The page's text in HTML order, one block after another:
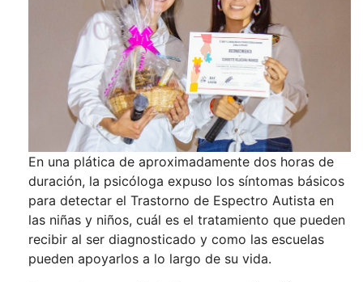
En una plática de aproximadamente dos horas de
duración, la psicóloga expuso los síntomas básicos
para detectar el Trastorno de Espectro Autista en
las niñas y niños, cuál es el tratamiento que pueden
recibir al ser diagnosticado y como las escuelas
pueden apoyarlos a lo largo de su vida.